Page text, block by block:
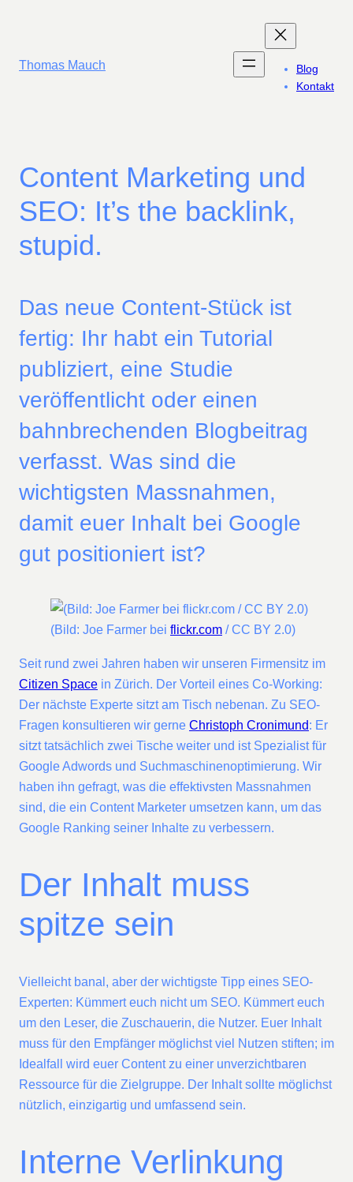
Thomas Mauch
Blog
Kontakt
Content Marketing und
SEO: It’s the backlink,
stupid.
Das neue Content-Stück ist
fertig: Ihr habt ein Tutorial
publiziert, eine Studie
veröffentlicht oder einen
bahnbrechenden Blogbeitrag
verfasst. Was sind die
wichtigsten Massnahmen,
damit euer Inhalt bei Google
gut positioniert ist?
(Bild: Joe Farmer bei flickr.com / CC BY 2.0)
Seit rund zwei Jahren haben wir unseren Firmensitz im
Citizen Space in Zürich. Der Vorteil eines Co-Working:
Der nächste Experte sitzt am Tisch nebenan. Zu SEO-
Fragen konsultieren wir gerne Christoph Cronimund: Er
sitzt tatsächlich zwei Tische weiter und ist Spezialist für
Google Adwords und Suchmaschinenoptimierung. Wir
haben ihn gefragt, was die effektivsten Massnahmen
sind, die ein Content Marketer umsetzen kann, um das
Google Ranking seiner Inhalte zu verbessern.
Der Inhalt muss
spitze sein
Vielleicht banal, aber der wichtigste Tipp eines SEO-
Experten: Kümmert euch nicht um SEO. Kümmert euch
um den Leser, die Zuschauerin, die Nutzer. Euer Inhalt
muss für den Empfänger möglichst viel Nutzen stiften; im
Idealfall wird euer Content zu einer unverzichtbaren
Ressource für die Zielgruppe. Der Inhalt sollte möglichst
nützlich, einzigartig und umfassend sein.
Interne Verlinkung